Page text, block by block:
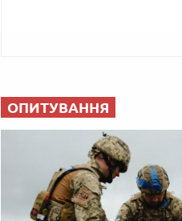
ОПИТУВАННЯ